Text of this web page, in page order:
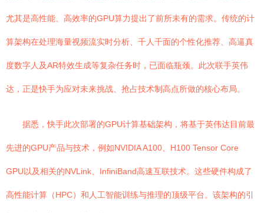
尤其是高性能、高效率的GPU算力提出了前所未有的需求。传统的计
算架构在处理海量视频流实时分析、千人千面的个性化推荐、高逼真
度数字人及AR特效生成等复杂任务时，已面临瓶颈。此次联手英伟
达，正是快手为应对未来挑战、抢占技术制高点所做的核心布局。
据悉，快手此次部署的GPU计算基础架构，将基于英伟达目前最
先进的GPU产品与技术，例如NVIDIA A100、H100 Tensor Core
GPU以及相关的NVLink、InfiniBand高速互联技术。这些硬件构成了
高性能计算（HPC）和人工智能训练与推理的顶级平台。该架构的引